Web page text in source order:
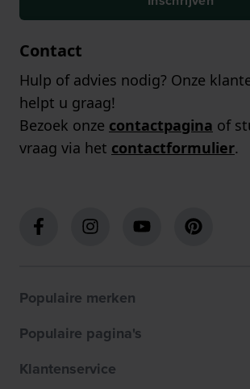
Contact
Hulp of advies nodig? Onze
helpt u graag!
Bezoek onze contactpagina of
vraag via het contactformulier.
Populaire merken
Populaire pagina's
Klantenservice